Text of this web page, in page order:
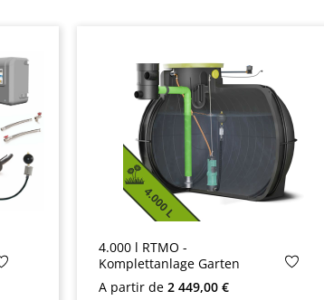
4.000 l RTMO -
Komplettanlage Garten
Preço normal:
A partir de 2 449,00 €